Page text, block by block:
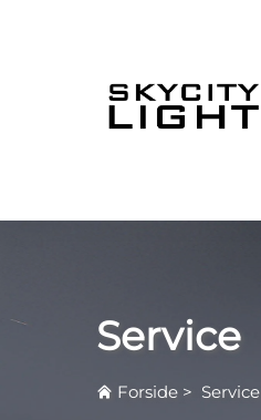
Service
Forside > Service